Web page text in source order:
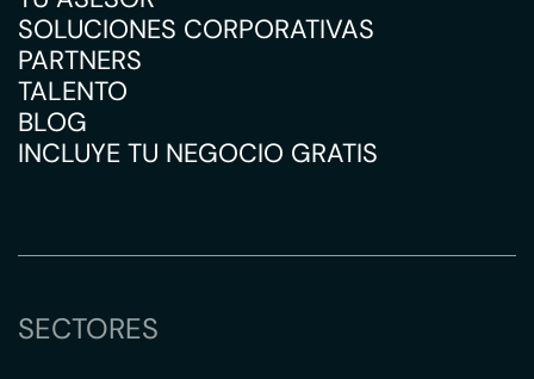
SOLUCIONES CORPORATIVAS
PARTNERS
TALENTO
BLOG
INCLUYE TU NEGOCIO GRATIS
SECTORES